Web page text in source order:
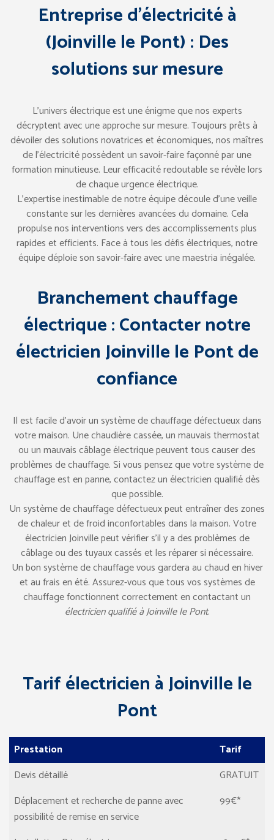
Entreprise d’électricité à
(Joinville le Pont) : Des
solutions sur mesure
L’univers électrique est une énigme que nos experts
décryptent avec une approche sur mesure. Toujours prêts à
dévoiler des solutions novatrices et économiques, nos maîtres
de l’électricité possèdent un savoir-faire façonné par une
formation minutieuse. Leur efficacité redoutable se révèle lors
de chaque urgence électrique.
L’expertise inestimable de notre équipe découle d’une veille
constante sur les dernières avancées du domaine. Cela
propulse nos interventions vers des accomplissements plus
rapides et efficients. Face à tous les défis électriques, notre
équipe déploie son savoir-faire avec une maestria inégalée.
Branchement chauffage
électrique : Contacter notre
électricien Joinville le Pont de
confiance
Il est facile d’avoir un système de chauffage défectueux dans
votre maison. Une chaudière cassée, un mauvais thermostat
ou un mauvais câblage électrique peuvent tous causer des
problèmes de chauffage. Si vous pensez que votre système de
chauffage est en panne, contactez un électricien qualifié dès
que possible.
Un système de chauffage défectueux peut entraîner des zones
de chaleur et de froid inconfortables dans la maison. Votre
électricien Joinville peut vérifier s’il y a des problèmes de
câblage ou des tuyaux cassés et les réparer si nécessaire.
Un bon système de chauffage vous gardera au chaud en hiver
et au frais en été. Assurez-vous que tous vos systèmes de
chauffage fonctionnent correctement en contactant un
électricien qualifié à Joinville le Pont.
Tarif électricien à Joinville le
Pont
Prestation
Tarif
Devis détaillé
GRATUIT
Déplacement et recherche de panne avec
possibilité de remise en service
99€*